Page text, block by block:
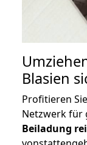
Blasien
Profitieren
Netzwerk für
Beiladung